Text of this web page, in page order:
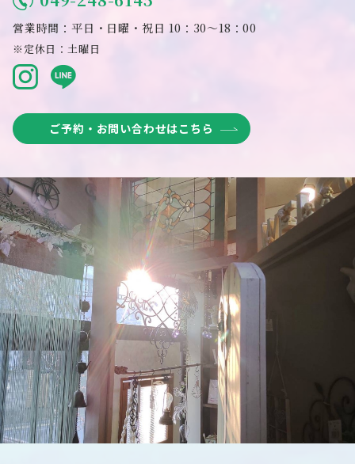
営業時間：平日・日曜・祝日 10：30～18：00
※定休日：土曜日
ご予約・お問い合わせはこちら